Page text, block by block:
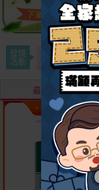
發燒
活動
NG出清
最熱銷
超值組合